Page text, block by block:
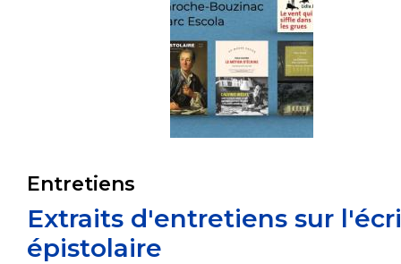
Entretiens
Extraits d'entretiens sur
épistolaire